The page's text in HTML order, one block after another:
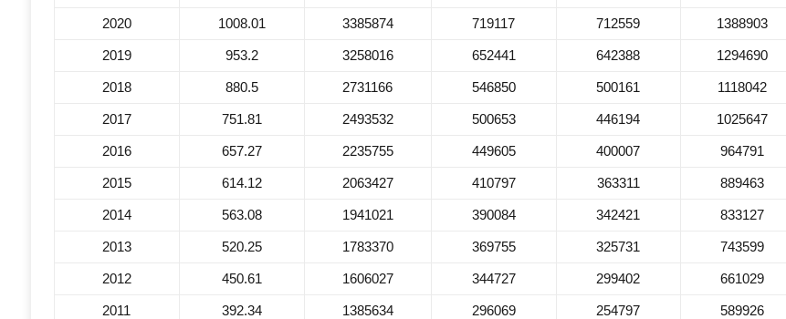
2020 1008.01 3385874 719117 712559 1388903
2019 953.2 3258016 652441 642388 1294690
2018 880.5 2731166 546850 500161 1118042
2017 751.81 2493532 500653 446194 1025647
2016 657.27 2235755 449605 400007 964791
2015 614.12 2063427 410797 363311 889463
2014 563.08 1941021 390084 342421 833127
2013 520.25 1783370 369755 325731 743599
2012 450.61 1606027 344727 299402 661029
2011 392.34 1385634 296069 254797 589926